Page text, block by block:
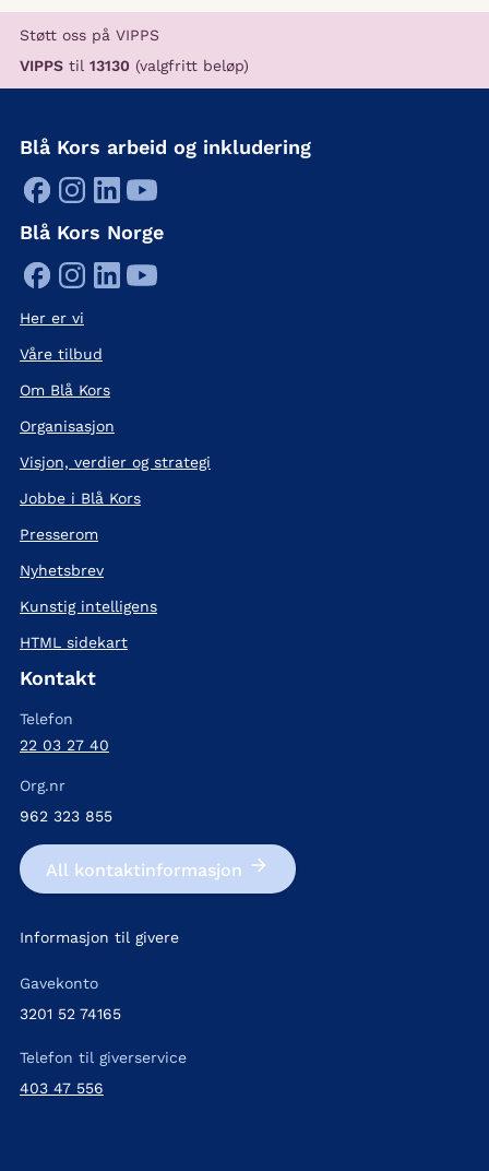
Støtt oss på VIPPS
VIPPS til 13130 (valgfritt beløp)
Blå Kors arbeid og inkludering
Blå Kors Norge
Her er vi
Våre tilbud
Om Blå Kors
Organisasjon
Visjon, verdier og strategi
Jobbe i Blå Kors
Presserom
Nyhetsbrev
Kunstig intelligens
HTML sidekart
Kontakt
Telefon
22 03 27 40
Org.nr
962 323 855
All kontakt­informasjon
Informasjon til givere
Gavekonto
3201 52 74165
Telefon til giverservice
403 47 556